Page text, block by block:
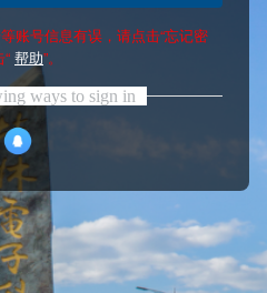
账号信息有误，请点击“忘记密
帮助”。
ways to sign in